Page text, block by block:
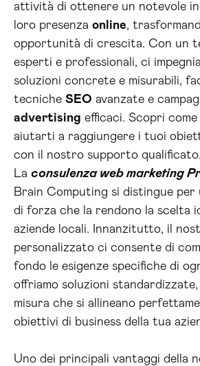
attività di ottenere un notevole
loro presenza online,
opportunità di crescita. Con un
esperti e professionali, ci
soluzioni concrete e misurabili,
tecniche SEO avanzate e
advertising efficaci. Scopri come
aiutarti a raggiungere i tuoi
con il nostro supporto qualificato.
La consulenza web marketing
Brain Computing si distingue per
di forza che la rendono la scelta
aziende locali. Innanzitutto, il
personalizzato ci consente di
fondo le esigenze specifiche di
offriamo soluzioni standardizzate,
misura che si allineano
obiettivi di business della tua
Uno dei principali vantaggi della